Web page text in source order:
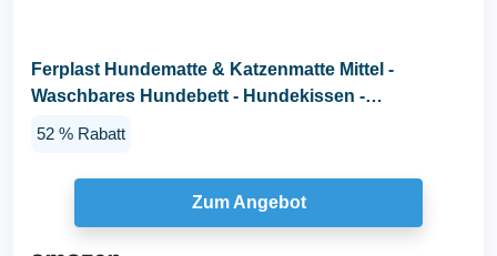
Ferplast Hundematte & Katzenmatte Mittel -
Waschbares Hundebett - Hundekissen -
Wasserdicht...
52 % Rabatt
Zum Angebot